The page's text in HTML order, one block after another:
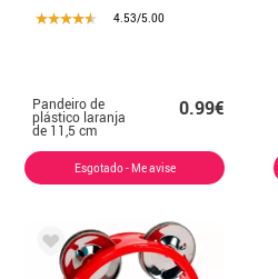
4.53/5.00
Pandeiro de
plástico laranja
de 11,5 cm
0.99€
Esgotado - Me avise